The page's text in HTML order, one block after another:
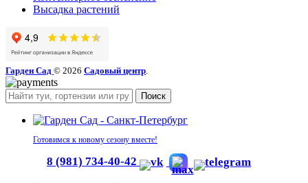
Высадка растений
Гарден Сад © 2026 Садовый центр.
Поиск
Готовимся к новому сезону вместе!
8 (981) 734-40-42